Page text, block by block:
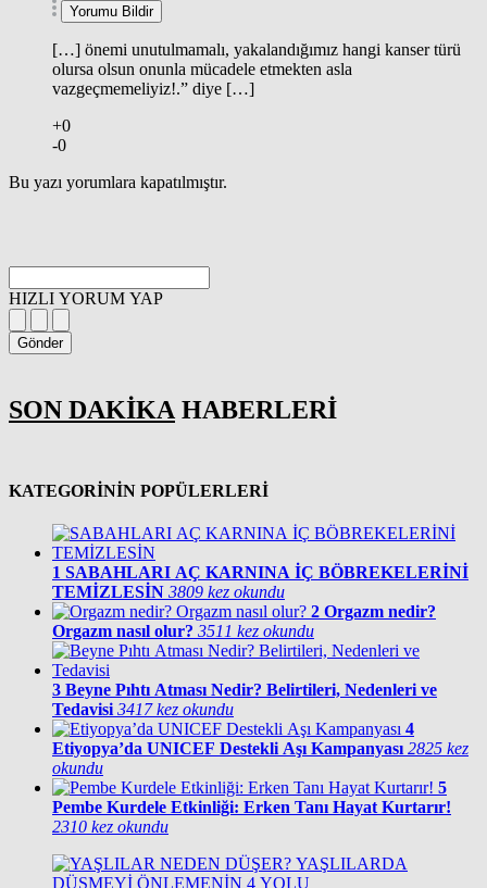
Yorumu Bildir
[…] önemi unutulmamalı, yakalandığımız hangi kanser türü
olursa olsun onunla mücadele etmekten asla
vazgeçmemeliyiz!.” diye […]
+0
-0
Bu yazı yorumlara kapatılmıştır.
HIZLI YORUM YAP
Gönder
SON DAKİKAHABERLERİ
KATEGORİNİN POPÜLERLERİ
1 SABAHLARI AÇ KARNINA İÇ BÖBREKELERİNİ
TEMİZLESİN 3809 kez okundu
2 Orgazm nedir?
Orgazm nasıl olur? 3511 kez okundu
3 Beyne Pıhtı Atması Nedir? Belirtileri, Nedenleri ve
Tedavisi 3417 kez okundu
4
Etiyopya’da UNICEF Destekli Aşı Kampanyası 2825 kez
okundu
5
Pembe Kurdele Etkinliği: Erken Tanı Hayat Kurtarır!
2310 kez okundu